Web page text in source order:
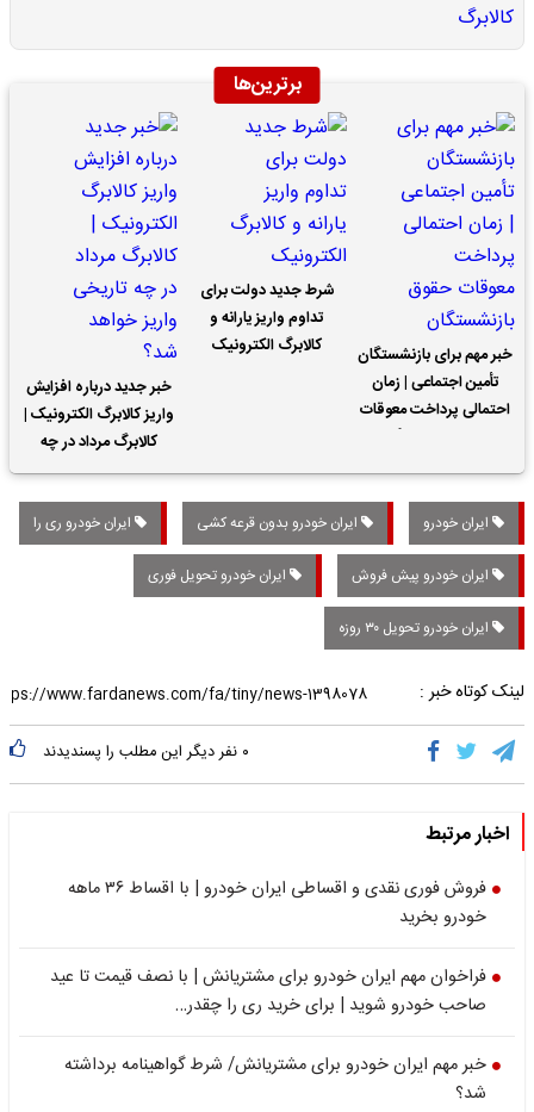
برترین‌ها
خبر مهم برای بازنشستگان
تأمین اجتماعی | زمان
احتمالی پرداخت معوقات
شرط جدید دولت برای
تداوم واریز یارانه و
کالابرگ الکترونیک
خبر جدید درباره افزایش
واریز کالابرگ الکترونیک |
کالابرگ مرداد در چه
تاریخی واریز خواهد شد؟
ایران خودرو ایران خودرو بدون قرعه کشی ایران خودرو ری را
ایران خودرو پیش فروش ایران خودرو تحویل فوری
ایران خودرو تحویل ۳۰ روزه
لینک کوتاه خبر :
۰ نفر دیگر این مطلب را پسندیدند
اخبار مرتبط
فروش فوری نقدی و اقساطی ایران خودرو | با اقساط ۳۶ ماهه
خودرو بخرید
فراخوان مهم ایران خودرو برای مشتریانش | با نصف قیمت تا عید
صاحب خودرو شوید | برای خرید ری را چقدر…
خبر مهم ایران خودرو برای مشتریانش/ شرط گواهینامه برداشته
شد؟